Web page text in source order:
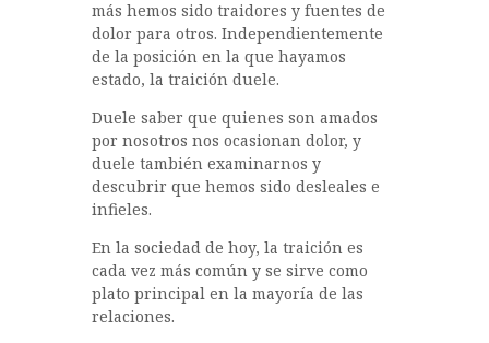
o
o
k
p
a
rt
ir
más hemos sido traidores y fuentes de
dolor para otros. Independientemente
de la posición en la que hayamos
estado, la traición duele.
Duele saber que quienes son amados
por nosotros nos ocasionan dolor, y
duele también examinarnos y
descubrir que hemos sido desleales e
infieles.
En la sociedad de hoy, la traición es
cada vez más común y se sirve como
plato principal en la mayoría de las
relaciones.